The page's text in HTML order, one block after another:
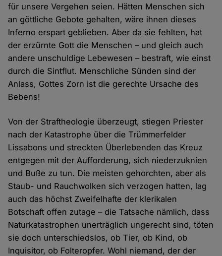
für unsere Vergehen seien. Hätten Menschen sich
an göttliche Gebote gehalten, wäre ihnen dieses
Inferno erspart geblieben. Aber da sie fehlten, hat
der erzürnte Gott die Menschen – und gleich auch
andere unschuldige Lebewesen – bestraft, wie einst
durch die Sintflut. Menschliche Sünden sind der
Anlass, Gottes Zorn ist die gerechte Ursache des
Bebens!
Von der Straftheologie überzeugt, stiegen Priester
nach der Katastrophe über die Trümmerfelder
Lissabons und streckten Überlebenden das Kreuz
entgegen mit der Aufforderung, sich niederzuknien
und Buße zu tun. Die meisten gehorchten, aber als
Staub- und Rauchwolken sich verzogen hatten, lag
auch das höchst Zweifelhafte der klerikalen
Botschaft offen zutage – die Tatsache nämlich, dass
Naturkatastrophen unerträglich ungerecht sind, töten
sie doch unterschiedslos, ob Tier, ob Kind, ob
Inquisitor, ob Folteropfer. Wohl niemand, der der